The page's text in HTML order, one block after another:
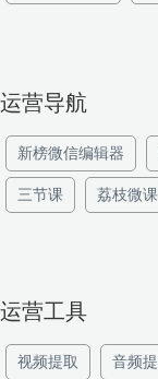
运营导航
新榜微信编辑器
三节课 荔枝微课
运营工具
视频提取 音频